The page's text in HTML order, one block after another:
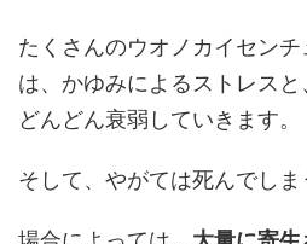
たくさんのウオノカイセン
は、かゆみによるストレス
どんどん衰弱していきます。
そして、やがては死んでしま